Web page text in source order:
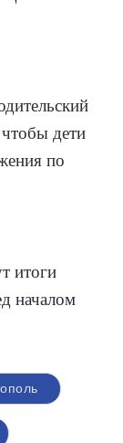
дети
по
итоги
началом